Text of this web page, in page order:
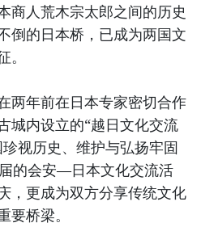
商人荒木宗太郎之间的历史
倒的日本桥，已成为两国文
两年前在日本专家密切合作
城内设立的“越日文化交流
视历史、维护与弘扬牢固
的会安—日本文化交流活
，更成为双方分享传统文化
桥梁。